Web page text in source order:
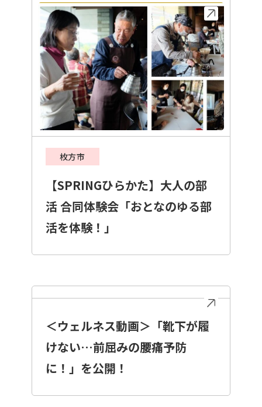
枚方市
【SPRINGひらかた】大人の部
活 合同体験会「おとなのゆる部
活を体験！」
＜ウェルネス動画＞「靴下が履
けない…前屈みの腰痛予防
に！」を公開！